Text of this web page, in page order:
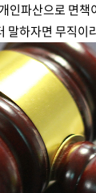
파산으로 면
하자면 무직